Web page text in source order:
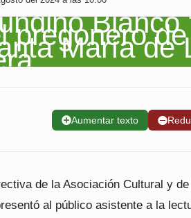
➕Aumentar texto ➖
de la Asociación Cultural y
al público asistente a la